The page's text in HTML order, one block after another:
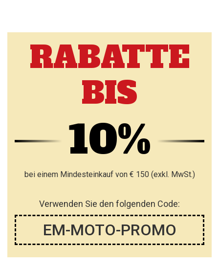
RABATTE
BIS
10%
bei einem Mindesteinkauf von € 150 (exkl. MwSt.)
Verwenden Sie den folgenden Code:
EM-MOTO-PROMO